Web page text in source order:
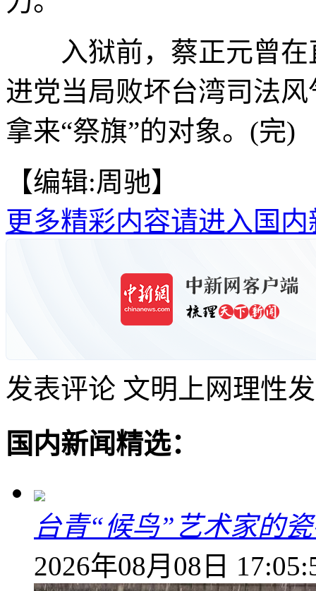
入狱前，蔡正元曾在
进党当局败坏台湾司法
拿来“祭旗”的对象。(完)
【编辑:周驰】
更多精彩内容请进入国内
发表评论 文明上网理性
国内新闻精选：
台青“候鸟”艺术家的
2026年08月08日